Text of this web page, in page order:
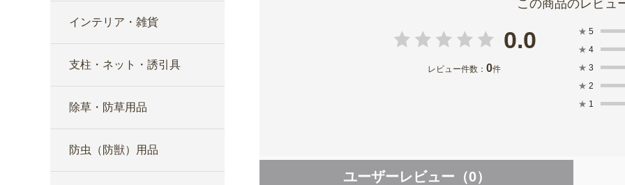
インテリア・雑貨
支柱・ネット・誘引具
除草・防草用品
防虫（防獣）用品
0.0
レビュー件数： 0件
★ 5
★ 4
★ 3
★ 2
★ 1
ユーザーレビュー （0）